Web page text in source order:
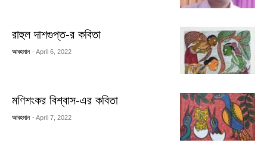
রাহুল দাশগুপ্ত-র কবিতা
আবহমান - April 6, 2022
মণিশংকর বিশ্বাস-এর কবিতা
আবহমান - April 7, 2022